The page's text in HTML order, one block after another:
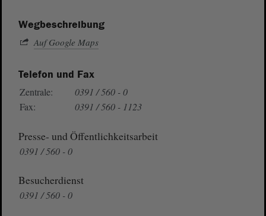
Wegbeschreibung
Auf Google Maps
Telefon und Fax
Zentrale:
0391 / 560 - 0
Fax:
0391 / 560 - 1123
Presse- und Öffentlichkeitsarbeit
0391 / 560 - 0
Besucherdienst
0391 / 560 - 0